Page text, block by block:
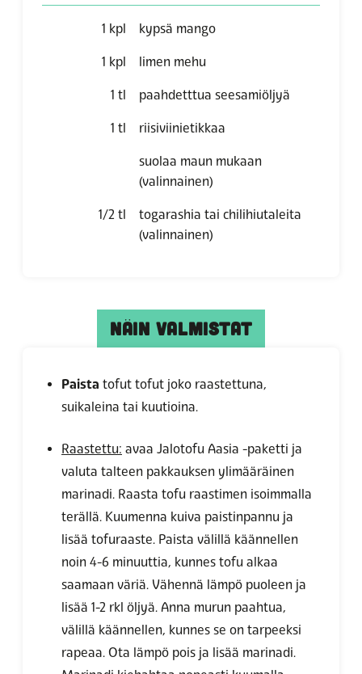
1 kpl kypsä mango
1 kpl limen mehu
1 tl paahdetttua seesamiöljyä
1 tl riisiviinietikkaa
suolaa maun mukaan
(valinnainen)
1/2 tl
togarashia tai chilihiutaleita
(valinnainen)
NÄIN VALMISTAT
Paista tofut tofut joko raastettuna,
suikaleina tai kuutioina.
Raastettu: avaa Jalotofu Aasia -paketti ja
valuta talteen pakkauksen ylimääräinen
marinadi. Raasta tofu raastimen isoimmalla
terällä. Kuumenna kuiva paistinpannu ja
lisää tofuraaste. Paista välillä käännellen
noin 4-6 minuuttia, kunnes tofu alkaa
saamaan väriä. Vähennä lämpö puoleen ja
lisää 1-2 rkl öljyä. Anna murun paahtua,
välillä käännellen, kunnes se on tarpeeksi
rapeaa. Ota lämpö pois ja lisää marinadi.